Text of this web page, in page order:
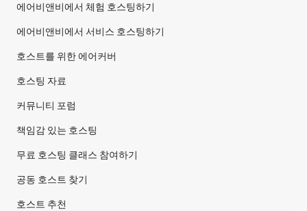
에어비앤비에서 체험 호스팅하기
에어비앤비에서 서비스 호스팅하기
호스트를 위한 에어커버
호스팅 자료
커뮤니티 포럼
책임감 있는 호스팅
무료 호스팅 클래스 참여하기
공동 호스트 찾기
호스트 추천